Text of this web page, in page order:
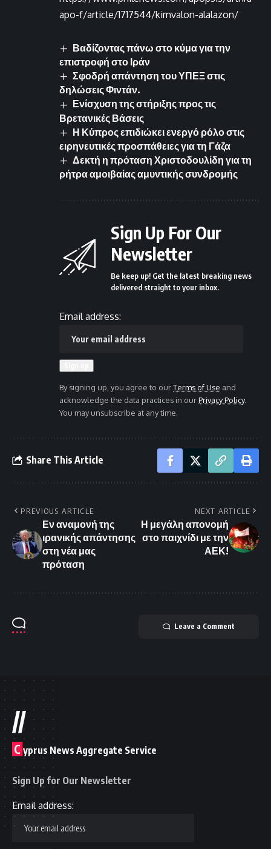
apo-f/article/1717544/kimvalon-alalazon/
Βαδίζοντας πάνω στο κύμα για την
επιστροφή στο Ιράν
Σφοδρή απάντηση του ΥΠΕΞ στις
δηλώσεις Φιντάν.
Ενίσχυση της στήριξης προς τις
Βρετανικές Βάσεις
Η Κύπρος επιδιώκει ενεργό ρόλο στις
ειρηνευτικές προσπάθειες για τη Γάζα
Δεκτή η πρόταση Χριστοδουλίδη για τη
ρήτρα αμοιβαίας αμυντικής συνδρομής
Sign Up For Our
Newsletter
Be keep up! Get the latest breaking news
delivered straight to your inbox.
Email address:
By signing up, you agree to ourTerms of Use and
acknowledge the data practices in ourPrivacy Policy.
You may unsubscribe at any time.
Share This Article
PREVIOUS ARTICLE
Εν αναμονή της
ιρανικής απάντησης
στη νέα μας
πρόταση
NEXT ARTICLE
Η μεγάλη απονομή
στο παιχνίδι με την
ΑΕΚ!
Leave a Comment
//
C yprus News Aggregate Service
Sign Up for Our Newsletter
Email address: